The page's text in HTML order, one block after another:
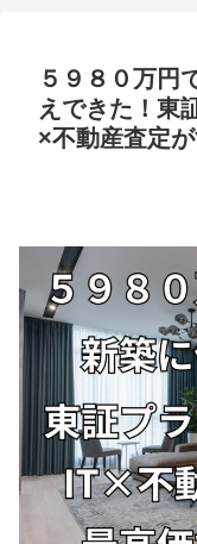
５９８０万円
えできた！東
×不動産査定が